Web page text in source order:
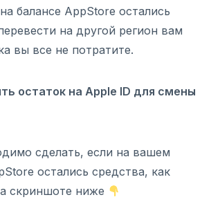
балансе AppStore остались
на другой регион вам
вы все не потратите.
остаток на Apple ID для смены
сделать, если на вашем
остались средства, как
скриншоте ниже